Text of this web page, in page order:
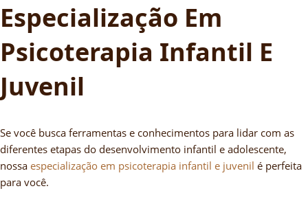
Especialização Em
Psicoterapia Infantil E
Juvenil
Se você busca ferramentas e conhecimentos para lidar com as
diferentes etapas do desenvolvimento infantil e adolescente,
nossa especialização em psicoterapia infantil e juvenil é perfeita
para você.